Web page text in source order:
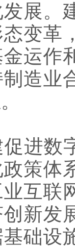
展。
变革
运作
造业
数字
策体
互联
新发
础设